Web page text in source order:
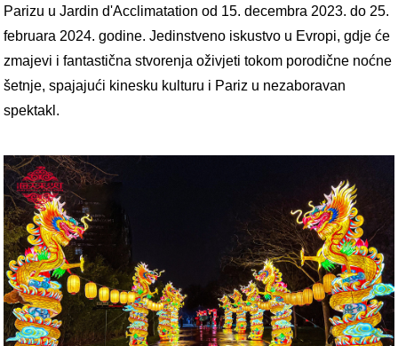
Parizu u Jardin d'Acclimatation od 15. decembra 2023. do 25.
februara 2024. godine. Jedinstveno iskustvo u Evropi, gdje će
zmajevi i fantastična stvorenja oživjeti tokom porodične noćne
šetnje, spajajući kinesku kulturu i Pariz u nezaboravan
spektakl.